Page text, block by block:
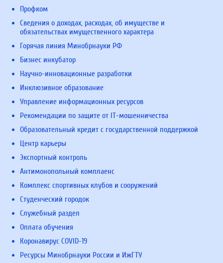
Профком
Сведения о доходах, расходах, об имуществе и
обязательствах имущественного характера
Горячая линия Минобрнауки РФ
Бизнес инкубатор
Научно-инновационные разработки
Инклюзивное образование
Управление информационных ресурсов
Рекомендации по защите от IT-мошенничества
Образовательный кредит с государственной поддержкой
Центр карьеры
Экспортный контроль
Антимонопольный комплаенс
Комплекс спортивных клубов и сооружений
Студенческий городок
Служебный раздел
Оплата обучения
Коронавирус COVID-19
Ресурсы Минобрнауки России и ИжГТУ